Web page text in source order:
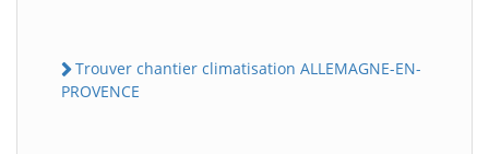
Trouver chantier climatisation ALLEMAGNE-EN-
PROVENCE